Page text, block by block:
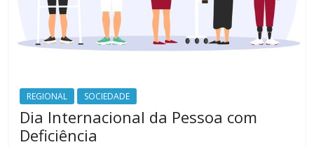
REGIONAL SOCIEDADE
Dia Internacional da Pessoa com
Deficiência